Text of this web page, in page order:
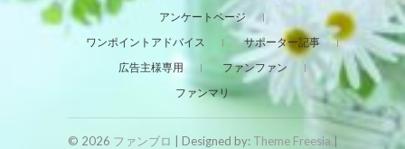
アンケートページ
ワンポイントアドバイス
サポーター記事
広告主様専用
ファンファン
ファンマリ
© 2026 ファンブロ | Designed by: Theme Freesia